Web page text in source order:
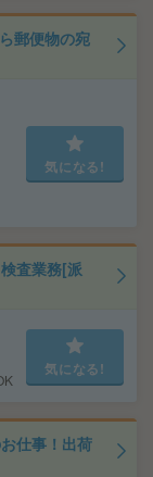
郵便物の宛
気になる!
査業務[派
気になる!
仕事！出荷